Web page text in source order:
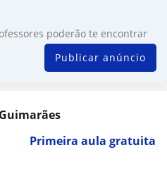
poderão te encontrar
Publicar anúncio
Primeira aula gratuita